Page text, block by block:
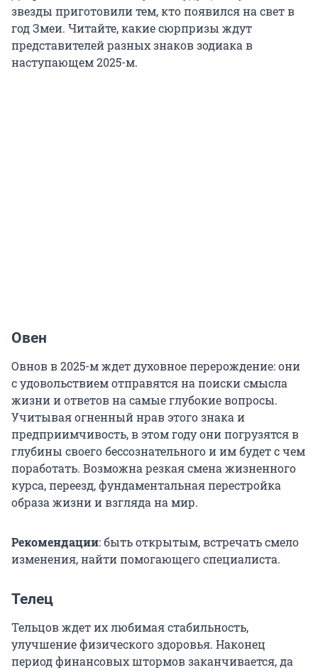
звезды приготовили тем, кто появился на свет в
год Змеи. Читайте, какие сюрпризы ждут
представителей разных знаков зодиака в
наступающем 2025-м.
Овен
Овнов в 2025-м ждет духовное перерождение: они
с удовольствием отправятся на поиски смысла
жизни и ответов на самые глубокие вопросы.
Учитывая огненный нрав этого знака и
предприимчивость, в этом году они погрузятся в
глубины своего бессознательного и им будет с чем
поработать. Возможна резкая смена жизненного
курса, переезд, фундаментальная перестройка
образа жизни и взгляда на мир.
Рекомендации: быть открытым, встречать смело
изменения, найти помогающего специалиста.
Телец
Тельцов ждет их любимая стабильность,
улучшение физического здоровья. Наконец
период финансовых штормов заканчивается, да